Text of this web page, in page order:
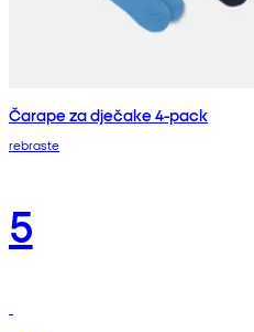
Čarape za dječake 4-pack
rebraste
5